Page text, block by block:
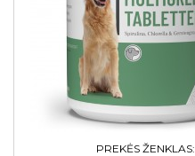
PREKĖS ŽENKLAS: